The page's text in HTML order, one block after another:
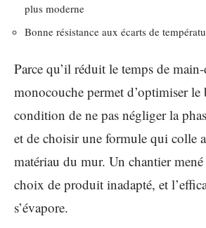
plus moderne
Bonne résistance aux écarts de
Parce qu’il réduit le temps de
monocouche permet d’optimiser le
condition de ne pas négliger la
et de choisir une formule qui colle
matériau du mur. Un chantier
choix de produit inadapté, et
s’évapore.